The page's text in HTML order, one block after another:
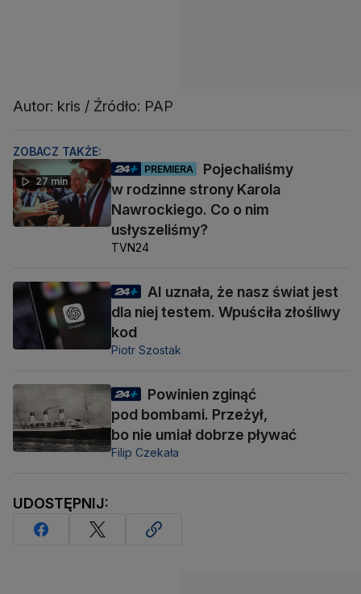
Autor: kris / Źródło: PAP
ZOBACZ TAKŻE:
27 min
PREMIERA
Pojechaliśmy
w rodzinne strony Karola
Nawrockiego. Co o nim
usłyszeliśmy?
TVN24
AI uznała, że nasz świat jest
dla niej testem. Wpuściła złośliwy
kod
Piotr Szostak
Powinien zginąć
pod bombami. Przeżył,
bo nie umiał dobrze pływać
Filip Czekała
UDOSTĘPNIJ: